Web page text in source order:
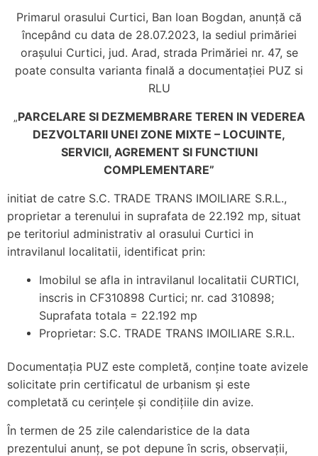
Primarul orasului Curtici, Ban Ioan Bogdan, anunță că
începând cu data de 28.07.2023, la sediul primăriei
orașului Curtici, jud. Arad, strada Primăriei nr. 47, se
poate consulta varianta finală a documentației PUZ si
RLU
„PARCELARE SI DEZMEMBRARE TEREN IN VEDEREA
DEZVOLTARII UNEI ZONE MIXTE – LOCUINTE,
SERVICII, AGREMENT SI FUNCTIUNI
COMPLEMENTARE”
initiat de catre S.C. TRADE TRANS IMOILIARE S.R.L.,
proprietar a terenului in suprafata de 22.192 mp, situat
pe teritoriul administrativ al orasului Curtici in
intravilanul localitatii, identificat prin:
Imobilul se afla in intravilanul localitatii CURTICI,
inscris in CF310898 Curtici; nr. cad 310898;
Suprafata totala = 22.192 mp
Proprietar: S.C. TRADE TRANS IMOILIARE S.R.L.
Documentația PUZ este completă, conține toate avizele
solicitate prin certificatul de urbanism și este
completată cu cerințele și condițiile din avize.
În termen de 25 zile calendaristice de la data
prezentului anunț, se pot depune în scris, observații,